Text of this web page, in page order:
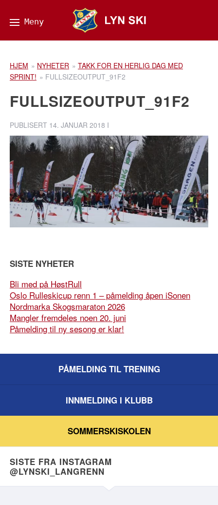
HJEM » NYHETER » TAKK FOR EN HERLIG DAG MED
SPRINT! » FULLSIZEOUTPUT_91F2
FULLSIZEOUTPUT_91F2
PUBLISERT 14. JANUAR 2018 I
SISTE NYHETER
Bli med på HøstRull
Oslo Rulleskicup renn 1 – påmelding åpen iSonen
Nordmarka Skogsmaraton 2026
Mangler fremdeles noen 20. juni
Påmelding til ny sesong er klar!
PÅMELDING TIL TRENING
INNMELDING I KLUBB
SOMMERSKISKOLEN
SISTE FRA INSTAGRAM
@LYNSKI_LANGRENN